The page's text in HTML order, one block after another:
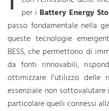
per i Battery Energy
passo fondamentale nella
queste tecnologie
BESS, che permettono di
da fonti rinnovabili,
ottimizzare l’utilizzo delle
essenziale non
particolare quelli connessi